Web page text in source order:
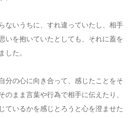
ないうちに、すれ違っていたし、相手
いを抱いていたとしても、それに蓋を
した。
分の心に向き合って、感じたことをそ
のまま言葉や行為で相手に伝えたり、
ているかを感じとろうと心を澄ませた